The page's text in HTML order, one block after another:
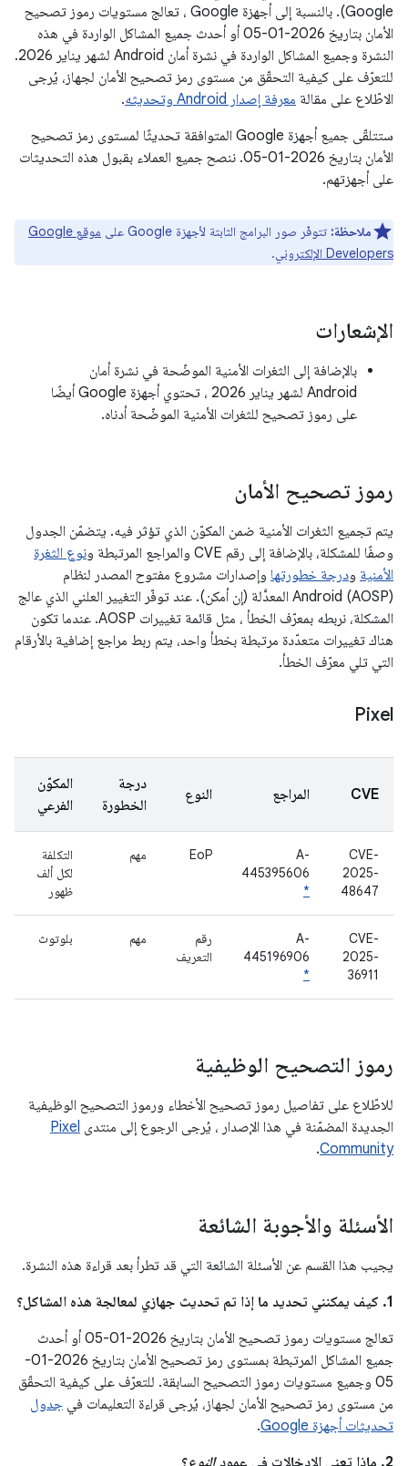
Google). بالنسبة إلى أجهزة Google ، تعالج مستويات رموز تصحيح
الأمان بتاريخ 2026-01-05 أو أحدث جميع المشاكل الواردة في هذه
النشرة وجميع المشاكل الواردة في نشرة أمان Android لشهر يناير 2026.
للتعرّف على كيفية التحقّق من مستوى رمز تصحيح الأمان لجهاز، يُرجى
الاطّلاع على مقالة معرفة إصدار Android وتحديثه
.
ستتلقّى جميع أجهزة Google المتوافقة تحديثًا لمستوى رمز تصحيح
الأمان بتاريخ 2026-01-05. ننصح جميع العملاء بقبول هذه التحديثات
على أجهزتهم.
ملاحظة: تتوفّر صور البرامج الثابتة لأجهزة Google على
موقع Google
Developers الإلكتروني
.
الإشعارات
بالإضافة إلى الثغرات الأمنية الموضّحة في نشرة أمان
Android لشهر يناير 2026 ، تحتوي أجهزة Google أيضًا
على رموز تصحيح للثغرات الأمنية الموضّحة أدناه.
رموز تصحيح الأمان
يتم تجميع الثغرات الأمنية ضمن المكوّن الذي تؤثر فيه. يتضمّن الجدول
وصفًا للمشكلة، بالإضافة إلى رقم CVE والمراجع المرتبطة و
نوع الثغرة
الأمنية ودرجة خطورتها وإصدارات مشروع مفتوح المصدر لنظام
Android (AOSP) المعدَّلة (إن أمكن). عند توفّر التغيير العلني الذي عالج
المشكلة، نربطه بمعرّف الخطأ ، مثل قائمة تغييرات AOSP. عندما تكون
هناك تغييرات متعدّدة مرتبطة بخطأ واحد، يتم ربط مراجع إضافية بالأرقام
التي تلي معرّف الخطأ.
Pixel
CVE المراجع النوع
درجة
الخطورة
المكوّن
الفرعي
CVE-
2025-
48647
A-
445395606
*
EoP مهم
التكلفة
لكل ألف
ظهور
CVE-
2025-
36911
A-
445196906
*
رقم
التعريف
مهم بلوتوث
رموز التصحيح الوظيفية
للاطّلاع على تفاصيل رموز تصحيح الأخطاء ورموز التصحيح الوظيفية
الجديدة المضمّنة في هذا الإصدار ، يُرجى الرجوع إلى منتدى Pixel
Community
.
الأسئلة والأجوبة الشائعة
يجيب هذا القسم عن الأسئلة الشائعة التي قد تطرأ بعد قراءة هذه النشرة.
1. كيف يمكنني تحديد ما إذا تم تحديث جهازي لمعالجة هذه المشاكل؟
تعالج مستويات رموز تصحيح الأمان بتاريخ 2026-01-05 أو أحدث
جميع المشاكل المرتبطة بمستوى رمز تصحيح الأمان بتاريخ 2026-01-
05 وجميع مستويات رموز التصحيح السابقة. للتعرّف على كيفية التحقّق
من مستوى رمز تصحيح الأمان لجهاز، يُرجى قراءة التعليمات في جدول
تحديثات أجهزة Google
.
2. ماذا تعني الإدخالات في عمود
النوع؟